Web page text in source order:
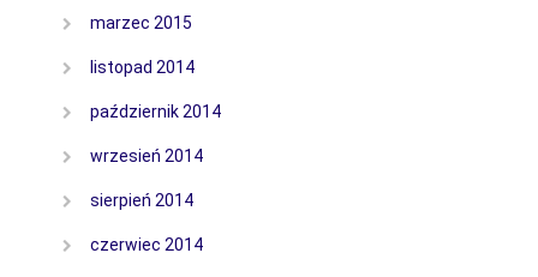
marzec 2015
listopad 2014
październik 2014
wrzesień 2014
sierpień 2014
czerwiec 2014